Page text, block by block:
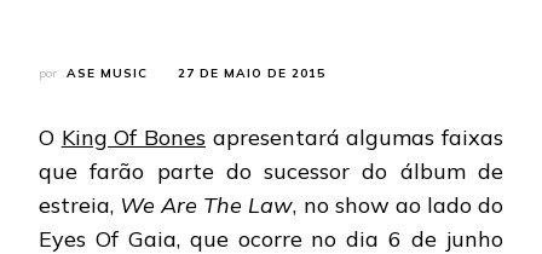
por ASE MUSIC 27 DE MAIO DE 2015
O King Of Bones apresentará algumas faixas
que farão parte do sucessor do álbum de
estreia, We Are The Law, no show ao lado do
Eyes Of Gaia, que ocorre no dia 6 de junho